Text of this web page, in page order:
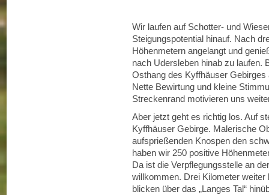
Wir laufen auf Schotter- und
Steigungspotential hinauf. Nach
Höhenmetern angelangt und
nach Udersleben hinab zu laufen.
Osthang des Kyffhäuser
Nette Bewirtung und kleine
Streckenrand motivieren uns
Aber jetzt geht es richtig los. Auf
Kyffhäuser Gebirge. Malerische
aufsprießenden Knospen den
haben wir 250 positive
Da ist die Verpflegungsstelle an
willkommen. Drei Kilometer
blicken über das „Langes Tal“